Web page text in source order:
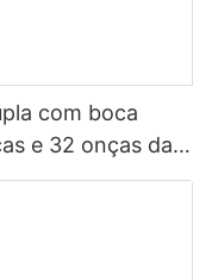
com boca
e 32 onças da
isolada em aço